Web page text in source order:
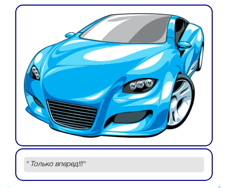
" Только вперед!!!"